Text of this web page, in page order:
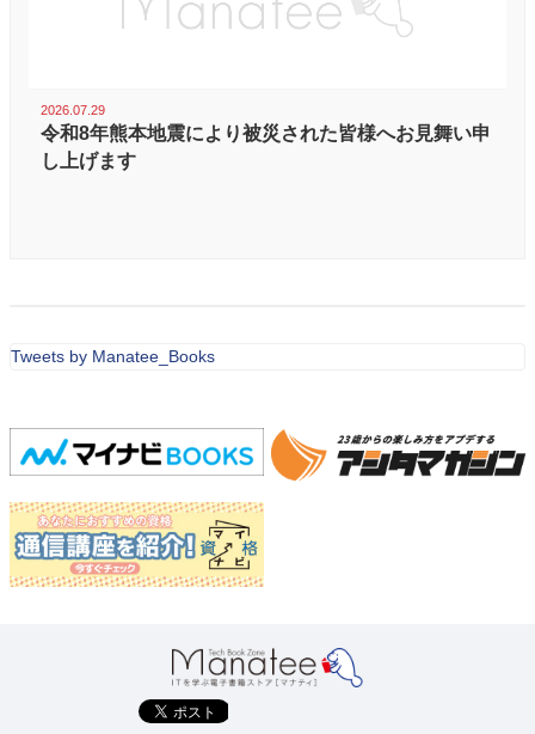
2026.07.29
令和8年熊本地震により被災された皆様へお見舞い申
し上げます
Tweets by Manatee_Books